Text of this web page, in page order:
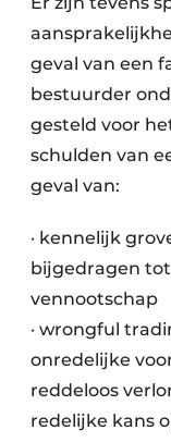
geval van een
bestuurder
gesteld voor
schulden van
geval van:
· kennelijk
bijgedragen
vennootschap
· wrongful
onredelijke
reddeloos
redelijke kans